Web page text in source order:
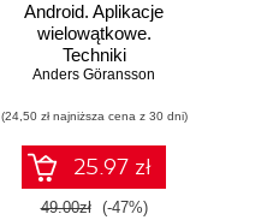
Android. Aplikacje
wielowątkowe.
Techniki
przetwarzania
Anders Göransson
(24,50 zł najniższa cena z 30 dni)
25.97 zł
49.00zł (-47%)